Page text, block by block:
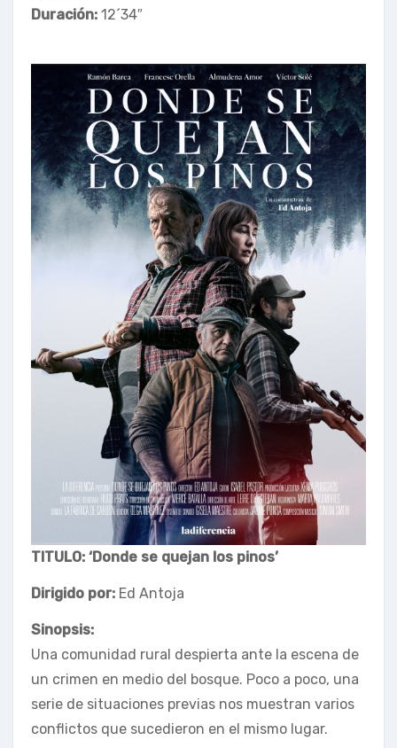
Duración: 12´34″
TITULO: ‘Donde se quejan los pinos’
Dirigido por: Ed Antoja
Sinopsis:
Una comunidad rural despierta ante la escena de
un crimen en medio del bosque. Poco a poco, una
serie de situaciones previas nos muestran varios
conflictos que sucedieron en el mismo lugar.